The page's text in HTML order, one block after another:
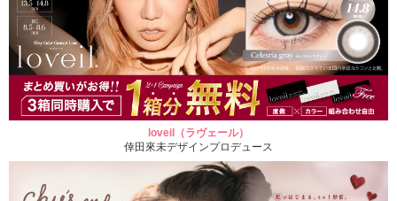
loveil（ラヴェール）
倖田來未デザインプロデュース